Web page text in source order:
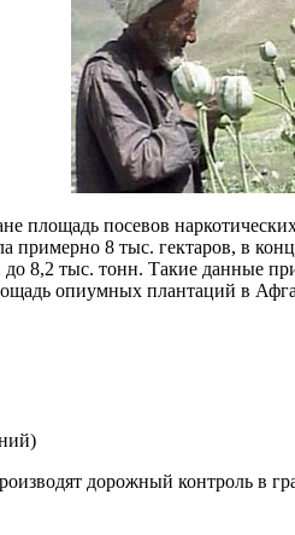
площадь посевов
примерно 8 тыс. гектаров, в
до 8,2 тыс. тонн. Такие данные
опиумных плантаций в
)
дорожный контроль в